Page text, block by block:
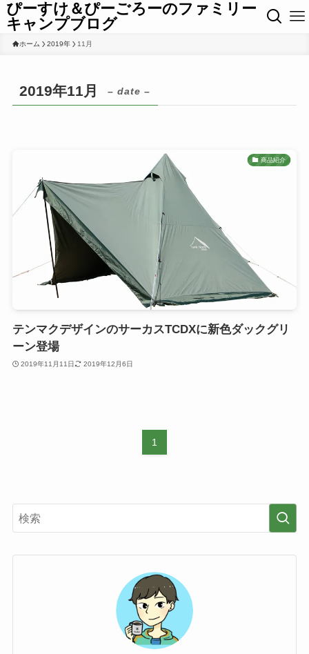
ぴーすけ＆ぴーごろーのファミリー
キャンプブログ
ホーム 2019年 11月
2019年11月 – date –
商品紹介
テンマクデザインのサーカスTCDXに新色ダックグリ
ーン登場
2019年11月11日 2019年12月6日
1